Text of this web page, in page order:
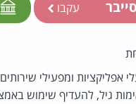
עקבו
אפליקציות ומפעילי
גיל, להעדיף שימוש